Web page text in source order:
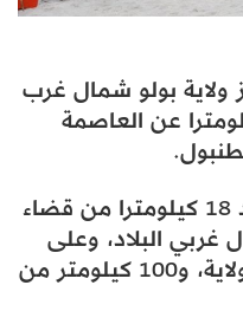
ولاية بولو شمال غرب
كيلومترا، و186 كيلومترا عن العاصمة
ويقع مركز “كارتبة” على بعد 18 كيلومترا من قضاء
غربي البلاد، وعلى
بعد 40 كيلومترا من مركز الولاية، و100 كيلومتر من